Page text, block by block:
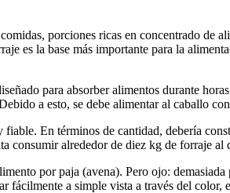
porciones ricas en concentrado de
es la base más importante para la
para absorber alimentos durante
a esto, se debe alimentar al caballo
En términos de cantidad, debería
alrededor de diez kg de forraje al
por paja (avena). Pero ojo:
fácilmente a simple vista a través del